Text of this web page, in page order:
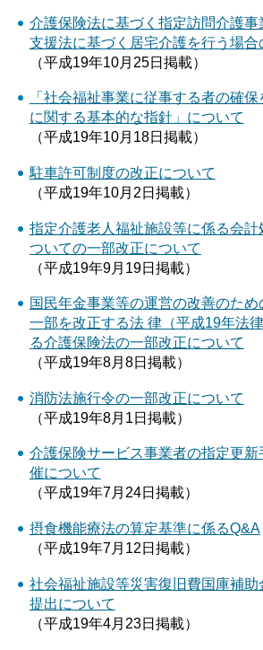
介護保険法に基づく指定訪問介護事
支援法に基づく居宅介護を行う場合
（平成19年10月25日掲載）
「社会福祉事業に従事する者の確
に関する基本的な指針」について
（平成19年10月18日掲載）
駐車許可制度の改正について
（平成19年10月2日掲載）
指定介護老人福祉施設等に係る会計
ついての一部改正について
（平成19年9月19日掲載）
国民年金事業等の運営の改善のた
一部を改正する法 律（平成19年法
る介護保険法の一部改正について
（平成19年8月8日掲載）
消防法施行令の一部改正について
（平成19年8月1日掲載）
介護保険サービス事業者の指定更新
催について
（平成19年7月24日掲載）
摂食機能療法の算定基準に係るQ&A
（平成19年7月12日掲載）
社会福祉施設等災害復旧費国庫補
提出について
（平成19年4月23日掲載）